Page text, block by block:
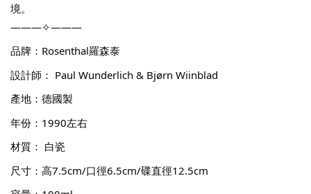
境。
———✧———
品牌：Rosenthal羅森泰
設計師： Paul Wunderlich & Bjørn Wiinblad
產地：德國製
年份：1990左右
材質： 白瓷
尺寸：高7.5cm/口徑6.5cm/碟直徑12.5cm